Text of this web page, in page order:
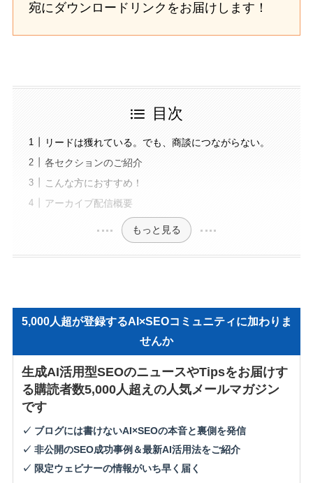
宛にダウンロードリンクをお届けします！
目次
リードは獲れている。でも、商談につながらない。
各セクションのご紹介
こんな方におすすめ！
アーカイブ配信概要
もっと見る
5,000人超が登録するAI×SEOコミュニティに加わりま
せんか
生成AI活用型SEOのニュースやTipsをお届けす
る購読者数5,000人超えの人気メールマガジン
です
✓ ブログには書けないAI×SEOの本音と裏側を発信
✓ 非公開のSEO成功事例＆最新AI活用法をご紹介
✓ 限定ウェビナーの情報がいち早く届く